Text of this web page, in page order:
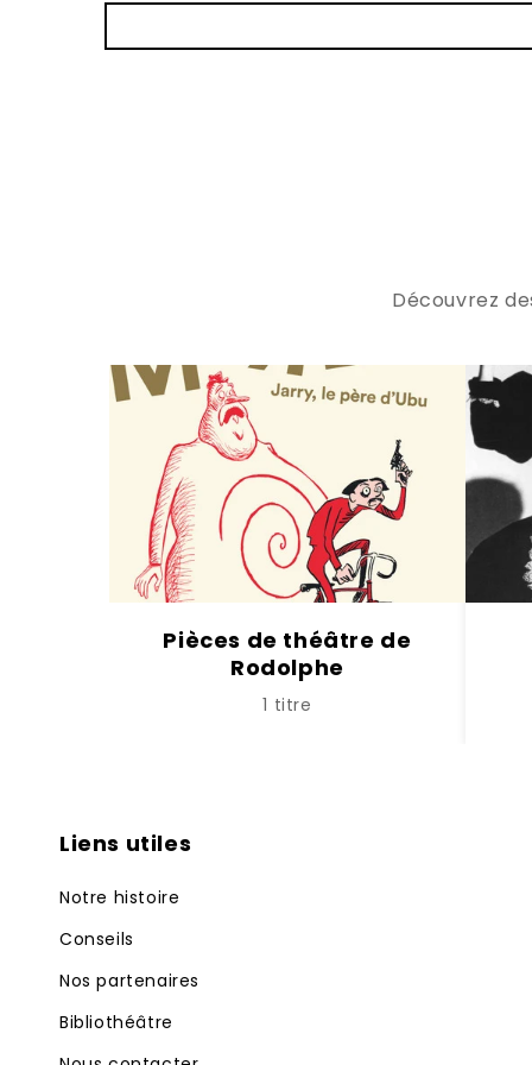
Découvrez
Pièces de théâtre de
Rodolphe
1 titre
Liens utiles
Notre histoire
Conseils
Nos partenaires
Bibliothéâtre